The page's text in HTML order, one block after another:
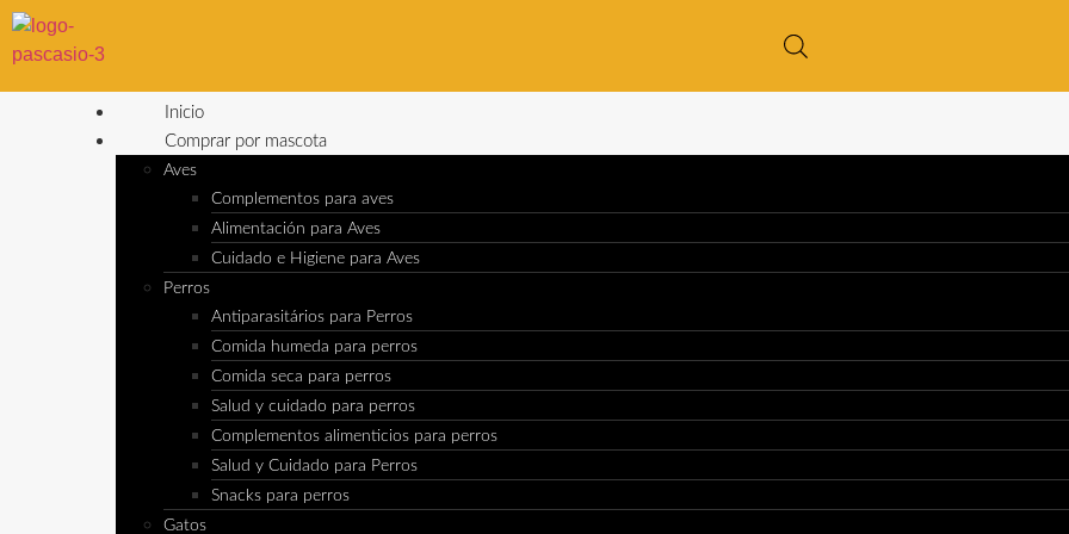
Inicio
Comprar por mascota
Aves
Complementos para aves
Alimentación para Aves
Cuidado e Higiene para Aves
Perros
Antiparasitários para Perros
Comida humeda para perros
Comida seca para perros
Salud y cuidado para perros
Complementos alimenticios para perros
Salud y Cuidado para Perros
Snacks para perros
Gatos